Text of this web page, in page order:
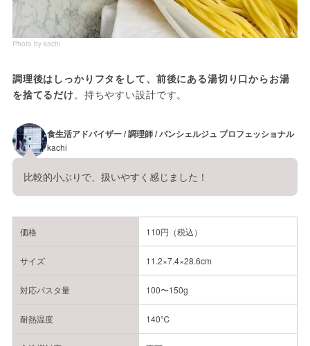
Photo by kachi
調理後はしっかりフタをして、前後にある湯切り口からお湯
を捨てるだけ。持ちやすい設計です。
食生活アドバイザー / 調理師 / パンシェルジュ プロフェッショナル
kachi
比較的小ぶりで、扱いやすく感じました！
価格 110円（税込）
サイズ 11.2×7.4×28.6cm
対応パスタ量 100〜150g
耐熱温度 140℃